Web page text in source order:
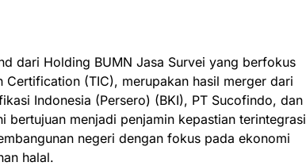
dari Holding BUMN Jasa Survei yang berfokus
Certification (TIC), merupakan hasil merger dari
Indonesia (Persero) (BKI), PT Sucofindo, dan
bertujuan menjadi penjamin kepastian terintegrasi
negeri dengan fokus pada ekonomi
halal.